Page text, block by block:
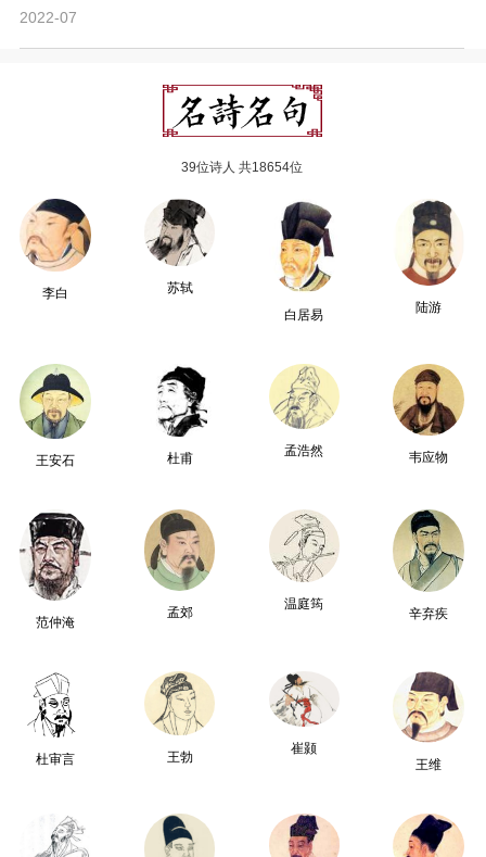
2022-07
39位诗人 共18654位
李白
苏轼
白居易
陆游
王安石 杜甫
孟浩然 韦应物
范仲淹
孟郊
温庭筠
辛弃疾
杜审言 王勃
崔颢
王维